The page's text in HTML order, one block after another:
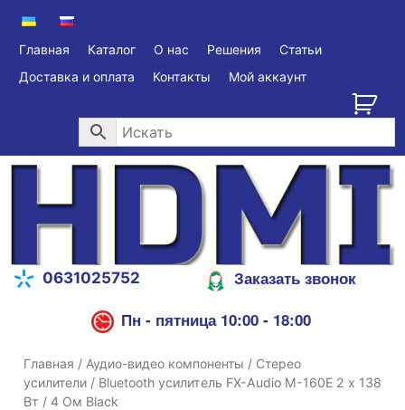
Главная Каталог О нас Решения
Статьи
Доставка и оплата
Контакты Мой аккаунт
0631025752
Заказать звонок
Пн - пятница 10:00 - 18:00
Главная / Аудио-видео компоненты / Стерео
усилители / Bluetooth усилитель FX-Audio M-160E 2 х 138
Вт / 4 Ом Black